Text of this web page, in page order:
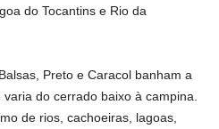
do Tocantins e Rio da
Preto e Caracol banham a
do cerrado baixo à campina.
de rios, cachoeiras, lagoas,